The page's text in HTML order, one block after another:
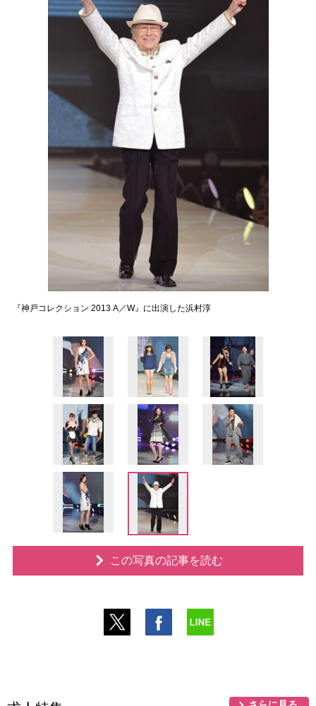
『神戸コレクション 2013 A／W』に出演した浜村淳
この写真の記事を読む